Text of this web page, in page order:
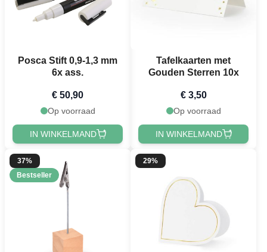
Posca Stift 0,9-1,3 mm
6x ass.
€ 50,90
Op voorraad
IN WINKELMAND
Tafelkaarten met
Gouden Sterren 10x
€ 3,50
Op voorraad
IN WINKELMAND
37%
Bestseller
29%